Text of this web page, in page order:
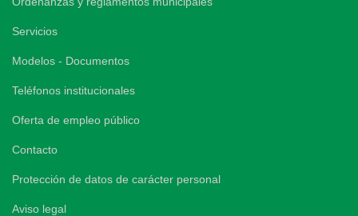
Servicios
Modelos - Documentos
Teléfonos institucionales
Oferta de empleo público
Contacto
Protección de datos de carácter personal
Aviso legal